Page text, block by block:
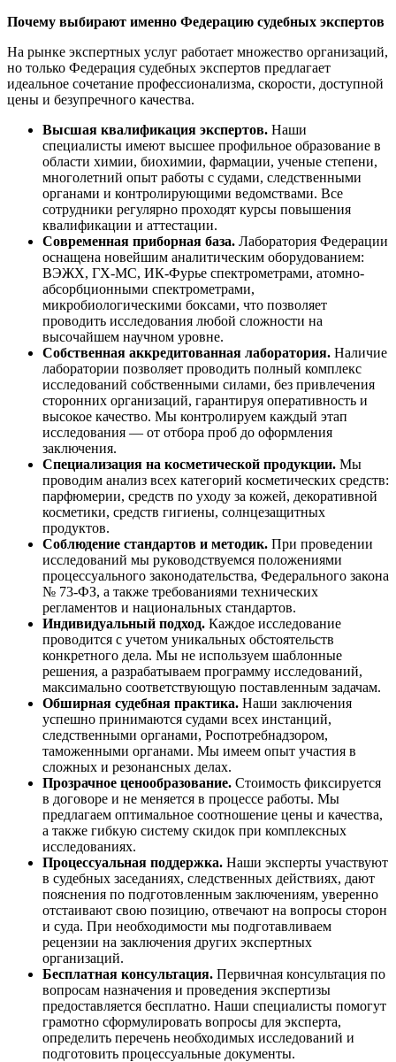
Почему выбирают именно Федерацию судебных экспертов
На рынке экспертных услуг работает множество организаций,
но только Федерация судебных экспертов предлагает
идеальное сочетание профессионализма, скорости, доступной
цены и безупречного качества.
Высшая квалификация экспертов. Наши
специалисты имеют высшее профильное образование в
области химии, биохимии, фармации, ученые степени,
многолетний опыт работы с судами, следственными
органами и контролирующими ведомствами. Все
сотрудники регулярно проходят курсы повышения
квалификации и аттестации.
Современная приборная база. Лаборатория Федерации
оснащена новейшим аналитическим оборудованием:
ВЭЖХ, ГХ-МС, ИК-Фурье спектрометрами, атомно-
абсорбционными спектрометрами,
микробиологическими боксами, что позволяет
проводить исследования любой сложности на
высочайшем научном уровне.
Собственная аккредитованная лаборатория. Наличие
лаборатории позволяет проводить полный комплекс
исследований собственными силами, без привлечения
сторонних организаций, гарантируя оперативность и
высокое качество. Мы контролируем каждый этап
исследования — от отбора проб до оформления
заключения.
Специализация на косметической продукции. Мы
проводим анализ всех категорий косметических средств:
парфюмерии, средств по уходу за кожей, декоративной
косметики, средств гигиены, солнцезащитных
продуктов.
Соблюдение стандартов и методик. При проведении
исследований мы руководствуемся положениями
процессуального законодательства, Федерального закона
№ 73-ФЗ, а также требованиями технических
регламентов и национальных стандартов.
Индивидуальный подход. Каждое исследование
проводится с учетом уникальных обстоятельств
конкретного дела. Мы не используем шаблонные
решения, а разрабатываем программу исследований,
максимально соответствующую поставленным задачам.
Обширная судебная практика. Наши заключения
успешно принимаются судами всех инстанций,
следственными органами, Роспотребнадзором,
таможенными органами. Мы имеем опыт участия в
сложных и резонансных делах.
Прозрачное ценообразование. Стоимость фиксируется
в договоре и не меняется в процессе работы. Мы
предлагаем оптимальное соотношение цены и качества,
а также гибкую систему скидок при комплексных
исследованиях.
Процессуальная поддержка. Наши эксперты участвуют
в судебных заседаниях, следственных действиях, дают
пояснения по подготовленным заключениям, уверенно
отстаивают свою позицию, отвечают на вопросы сторон
и суда. При необходимости мы подготавливаем
рецензии на заключения других экспертных
организаций.
Бесплатная консультация. Первичная консультация по
вопросам назначения и проведения экспертизы
предоставляется бесплатно. Наши специалисты помогут
грамотно сформулировать вопросы для эксперта,
определить перечень необходимых исследований и
подготовить процессуальные документы.